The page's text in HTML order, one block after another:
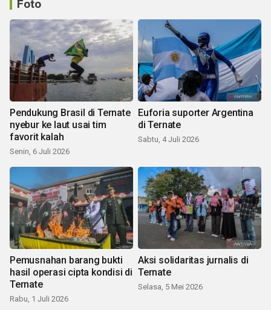
Foto
Pendukung Brasil di Ternate
nyebur ke laut usai tim
favorit kalah
Senin, 6 Juli 2026
Euforia suporter Argentina
di Ternate
Sabtu, 4 Juli 2026
Pemusnahan barang bukti
hasil operasi cipta kondisi di
Ternate
Rabu, 1 Juli 2026
Aksi solidaritas jurnalis di
Ternate
Selasa, 5 Mei 2026